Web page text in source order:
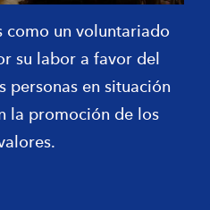
como un voluntariado
su labor a favor del
personas en situación
la promoción de los